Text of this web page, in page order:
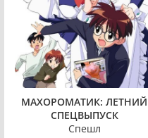
МАХОРОМАТИК: ЛЕТНИЙ
СПЕЦВЫПУСК
Спешл